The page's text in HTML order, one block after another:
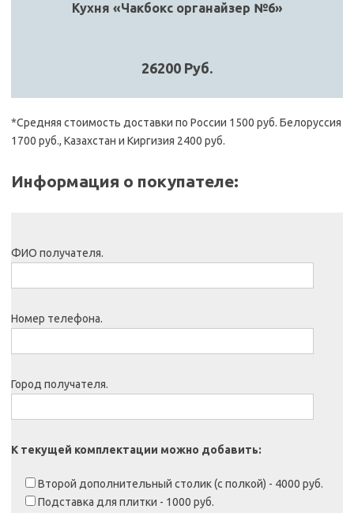
Кухня «Чакбокс органайзер №6»
26200 Руб.
*Средняя стоимость доставки по России 1500 руб. Белоруссия
1700 руб., Казахстан и Киргизия 2400 руб.
Информация о покупателе:
ФИО получателя.
Номер телефона.
Город получателя.
К текущей комплектации можно добавить:
Второй дополнительный столик (с полкой) - 4000 руб.
Подставка для плитки - 1000 руб.